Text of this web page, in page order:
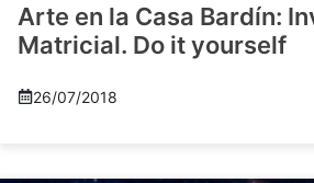
Arte en la Casa Bardín:
Matricial. Do it yourself
26/07/2018